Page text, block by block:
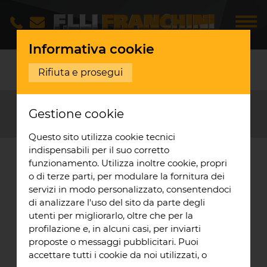
BANDI
Informativa cookie
Rifiuta e prosegui
Gestione cookie
Questo sito utilizza cookie tecnici
indispensabili per il suo corretto
funzionamento. Utilizza inoltre cookie, propri
o di terze parti, per modulare la fornitura dei
servizi in modo personalizzato, consentendoci
di analizzare l'uso del sito da parte degli
utenti per migliorarlo, oltre che per la
profilazione e, in alcuni casi, per inviarti
proposte o messaggi pubblicitari. Puoi
accettare tutti i cookie da noi utilizzati, o